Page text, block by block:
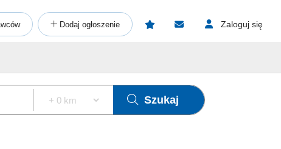
Dodaj ogłoszenie Zaloguj się
Szukaj